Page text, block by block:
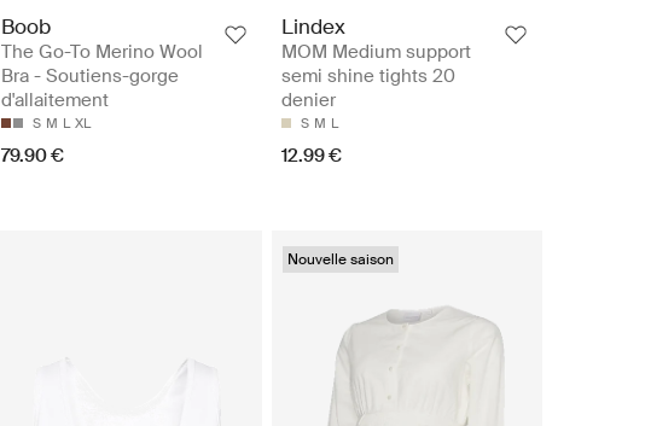
Boob
The Go-To Merino Wool
Bra - Soutiens-gorge
d'allaitement
S M L XL
79.90 €
Lindex
MOM Medium support
semi shine tights 20
denier
S M L
12.99 €
Nouvelle saison